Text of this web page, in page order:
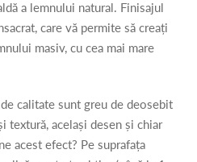
a lemnului natural. Finisajul
care vă permite să creați
masiv, cu cea mai mare
calitate sunt greu de deosebit
textură, același desen și chiar
acest efect? Pe suprafața